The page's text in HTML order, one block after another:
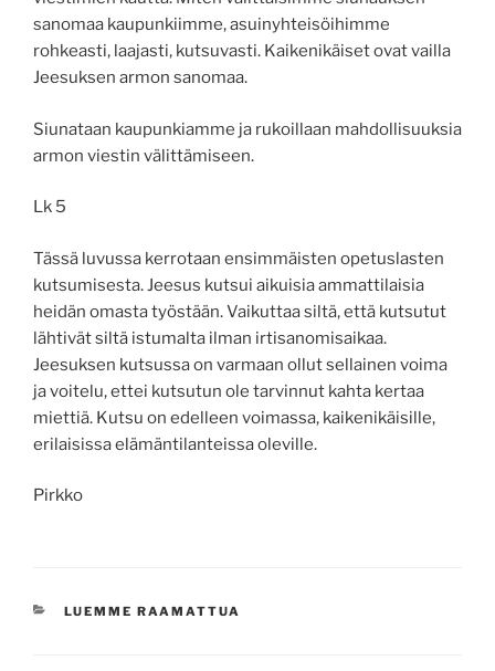
sanomaa kaupunkiimme, asuinyhteisöihimme
rohkeasti, laajasti, kutsuvasti. Kaikenikäiset ovat vailla
Jeesuksen armon sanomaa.
Siunataan kaupunkiamme ja rukoillaan mahdollisuuksia
armon viestin välittämiseen.
Lk 5
Tässä luvussa kerrotaan ensimmäisten opetuslasten
kutsumisesta. Jeesus kutsui aikuisia ammattilaisia
heidän omasta työstään. Vaikuttaa siltä, että kutsutut
lähtivät siltä istumalta ilman irtisanomisaikaa.
Jeesuksen kutsussa on varmaan ollut sellainen voima
ja voitelu, ettei kutsutun ole tarvinnut kahta kertaa
miettiä. Kutsu on edelleen voimassa, kaikenikäisille,
erilaisissa elämäntilanteissa oleville.
Pirkko
KATEGORIAT
LUEMME RAAMATTUA